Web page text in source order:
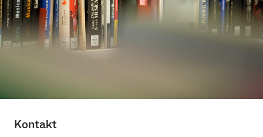
Kontakt